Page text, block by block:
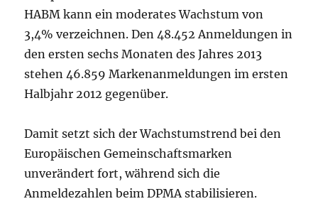
HABM kann ein moderates Wachstum von
3,4% verzeichnen. Den 48.452 Anmeldungen in
den ersten sechs Monaten des Jahres 2013
stehen 46.859 Markenanmeldungen im ersten
Halbjahr 2012 gegenüber.
Damit setzt sich der Wachstumstrend bei den
Europäischen Gemeinschaftsmarken
unverändert fort, während sich die
Anmeldezahlen beim DPMA stabilisieren.